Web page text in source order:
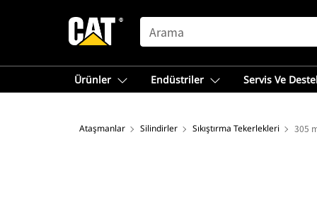
SEARCH
Ürünler Endüstriler Servis Ve
Ataşmanlar Silindirler Sıkıştırma Tekerlekleri 305